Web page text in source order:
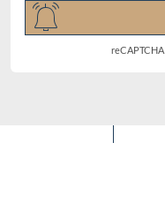
reCAPTCHA